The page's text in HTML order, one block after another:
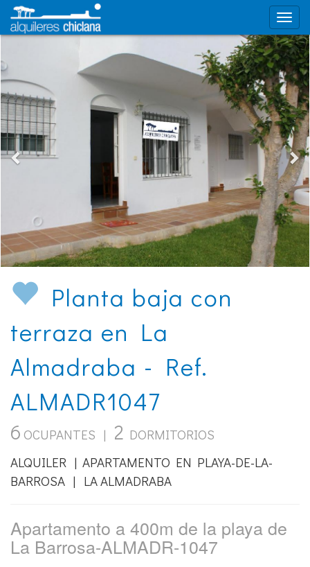
Planta baja con
terraza en La
Almadraba - Ref.
ALMADR1047
6 OCUPANTES | 2 DORMITORIOS
ALQUILER | APARTAMENTO EN PLAYA-DE-LA-
BARROSA | LA ALMADRABA
Apartamento a 400m de la playa de
La Barrosa-ALMADR-1047